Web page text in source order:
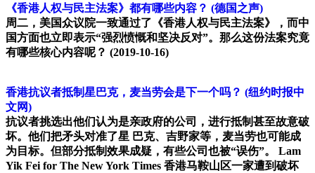
《香港人权与民主法案》都有哪些内容？ (德国之声)
周二，美国众议院一致通过了《香港人权与民主法案》，而中
国方面也立即表示“强烈愤慨和坚决反对”。那么这份法案究竟
有哪些核心内容呢？ (2019-10-16)
香港抗议者抵制星巴克，麦当劳会是下一个吗？ (纽约时报中
文网)
抗议者挑选出他们认为是亲政府的公司，进行抵制甚至故意破
坏。他们把矛头对准了星 巴克、吉野家等，麦当劳也可能成
为目标。但部分抵制效果成疑，有些公司也被“误伤”。 Lam
Yik Fei for The New York Times 香港马鞍山区一家遭到破坏